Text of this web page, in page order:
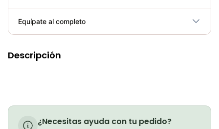
Plegable No
Equípate al completo
luz linterna Trasera Para Bicicleta Gw Ebl Sensor Encendido Automatico
Descripción
¿Necesitas ayuda con tu pedido?